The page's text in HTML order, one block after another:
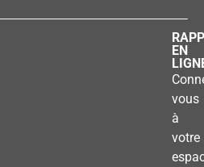
EN
vous
à
votre